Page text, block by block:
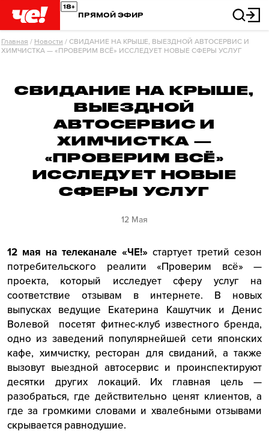
ПРЯМОЙ ЭФИР
Главная / Новости / СВИДАНИЕ НА КРЫШЕ, ВЫЕЗДНОЙ АВТОСЕРВИС И
ХИМЧИСТКА — «ПРОВЕРИМ ВСЁ» ИССЛЕДУЕТ НОВЫЕ СФЕРЫ УСЛУГ
СВИДАНИЕ НА КРЫШЕ,
ВЫЕЗДНОЙ
АВТОСЕРВИС И
ХИМЧИСТКА —
«ПРОВЕРИМ ВСЁ»
ИССЛЕДУЕТ НОВЫЕ
СФЕРЫ УСЛУГ
12 Мая
12 мая на телеканале «ЧЕ!»стартует третий сезон
потребительского реалити «Проверим всё» —
проекта, который исследует сферу услуг на
соответствие отзывам в интернете. В новых
выпусках ведущие Екатерина Кашутчик и Денис
Волевой посетят фитнес-клуб известного бренда,
одно из заведений популярнейшей сети японских
кафе, химчистку, ресторан для свиданий, а также
вызовут выездной автосервис и проинспектируют
десятки других локаций. Их главная цель —
разобраться, где действительно ценят клиентов, а
где за громкими словами и хвалебными отзывами
скрывается равнодушие.